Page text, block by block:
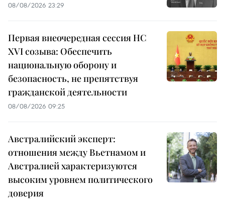
08/08/2026 23:29
Первая внеочередная сессия НС
XVI созыва: Обеспечить
национальную оборону и
безопасность, не препятствуя
гражданской деятельности
08/08/2026 09:25
Австралийский эксперт:
отношения между Вьетнамом и
Австралией характеризуются
высоким уровнем политического
доверия